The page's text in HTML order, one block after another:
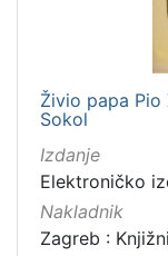
Živio papa
Sokol
Izdanje
Elektroničko
Nakladnik
Zagreb :